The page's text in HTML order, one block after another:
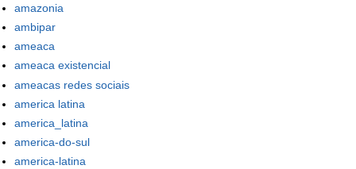
amazonia
ambipar
ameaca
ameaca existencial
ameacas redes sociais
america latina
america_latina
america-do-sul
america-latina